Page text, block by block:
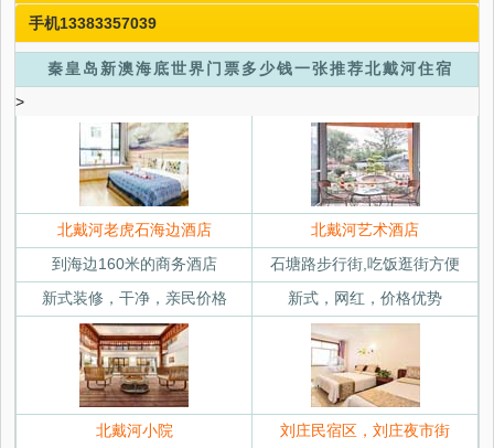
手机13383357039
秦皇岛新澳海底世界门票多少钱一张推荐北戴河住宿
>
北戴河老虎石海边酒店
北戴河艺术酒店
到海边160米的商务酒店
石塘路步行街,吃饭逛街方便
新式装修，干净，亲民价格
新式，网红，价格优势
北戴河小院
刘庄民宿区，刘庄夜市街